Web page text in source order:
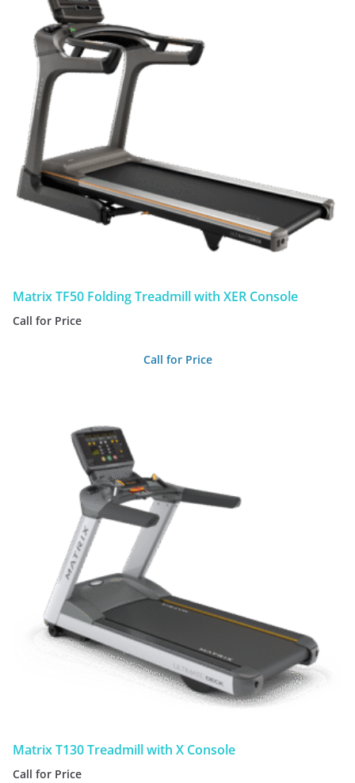
Matrix TF50 Folding Treadmill with XER Console
Call for Price
Call for Price
Matrix T130 Treadmill with X Console
Call for Price